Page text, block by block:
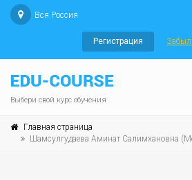
Вся Россия
Регистрация
Выбери свой курс обучения
Главная страница
Шамсулгудаева Аминат Салимхановна